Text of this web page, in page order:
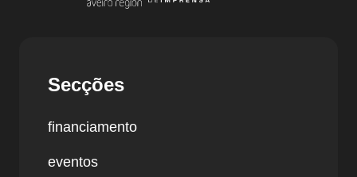
Secções
financiamento
eventos